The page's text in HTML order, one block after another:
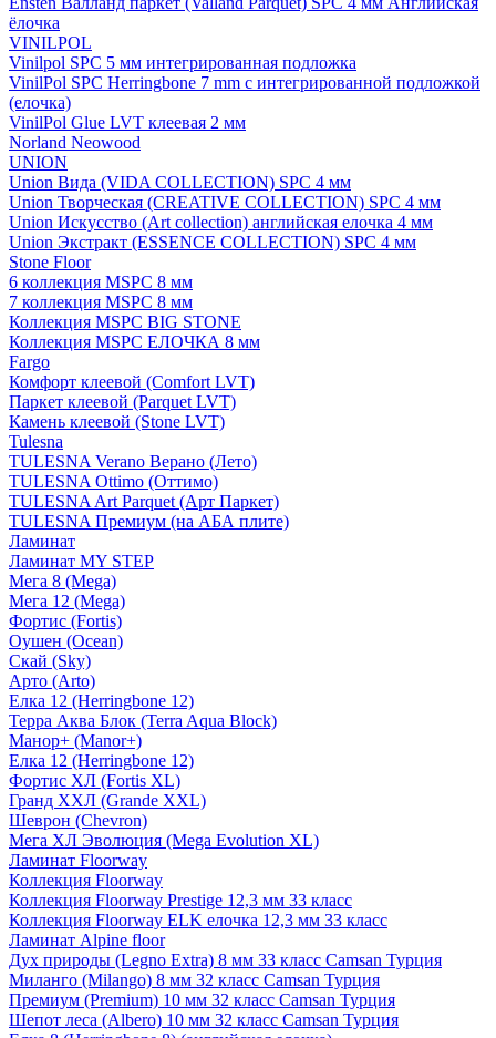
ёлочка
VINILPOL
Vinilpol SPC 5 мм интегрированная подложка
VinilPol SPC Herringbone 7 mm с интегрированной подложкой
(елочка)
VinilPol Glue LVT клеевая 2 мм
Norland Neowood
UNION
Union Вида (VIDA COLLECTION) SPC 4 мм
Union Творческая (CREATIVE COLLECTION) SPC 4 мм
Union Искусство (Art collection) английская елочка 4 мм
Union Экстракт (ESSENCE COLLECTION) SPC 4 мм
Stone Floor
6 коллекция MSPC 8 мм
7 коллекция MSPC 8 мм
Коллекция MSPC BIG STONE
Коллекция MSPC ЕЛОЧКА 8 мм
Fargo
Комфорт клеевой (Comfort LVT)
Паркет клеевой (Parquet LVT)
Камень клеевой (Stone LVT)
Tulesna
TULESNA Verano Верано (Лето)
TULESNA Ottimo (Оттимо)
TULESNA Art Parquet (Арт Паркет)
TULESNA Премиум (на АБА плите)
Ламинат
Ламинат MY STEP
Мега 8 (Mega)
Мега 12 (Mega)
Фортис (Fortis)
Оушен (Ocean)
Скай (Sky)
Арто (Arto)
Елка 12 (Herringbone 12)
Терра Аква Блок (Terra Aqua Block)
Манор+ (Manor+)
Елка 12 (Herringbone 12)
Фортис ХЛ (Fortis XL)
Гранд ХХЛ (Grande XXL)
Шеврон (Chevron)
Мега ХЛ Эволюция (Mega Evolution XL)
Ламинат Floorway
Коллекция Floorway
Коллекция Floorway Prestige 12,3 мм 33 класс
Коллекция Floorway ELK елочка 12,3 мм 33 класс
Ламинат Alpine floor
Дух природы (Legno Extra) 8 мм 33 класс Camsan Турция
Миланго (Milango) 8 мм 32 класс Camsan Турция
Премиум (Premium) 10 мм 32 класс Camsan Турция
Шепот леса (Albero) 10 мм 32 класс Camsan Турция